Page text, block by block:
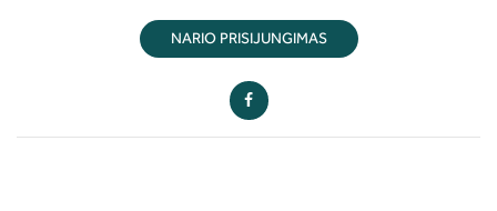
NARIO PRISIJUNGIMAS